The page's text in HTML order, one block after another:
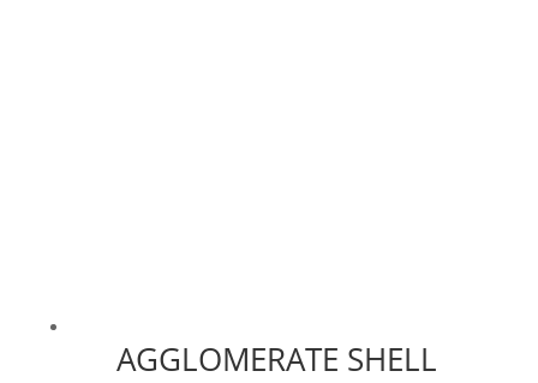
AGGLOMERATE SHELL